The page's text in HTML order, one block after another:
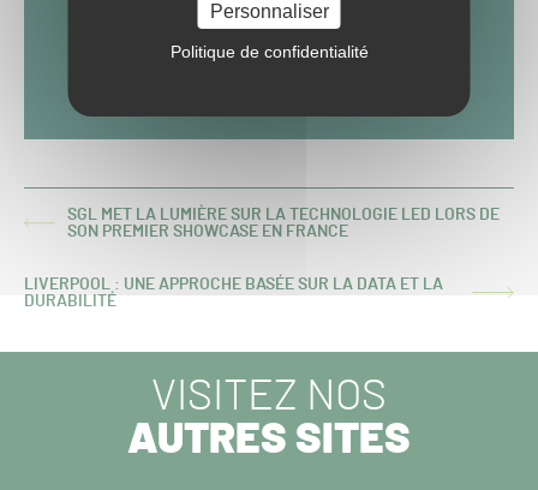
Personnaliser
Politique de confidentialité
ARTICLE
SGL MET LA LUMIÈRE SUR LA TECHNOLOGIE LED LORS DE
SON PREMIER SHOWCASE EN FRANCE
ARTICLE
LIVERPOOL : UNE APPROCHE BASÉE SUR LA DATA ET LA
DURABILITÉ
VISITEZ NOS
AUTRES SITES